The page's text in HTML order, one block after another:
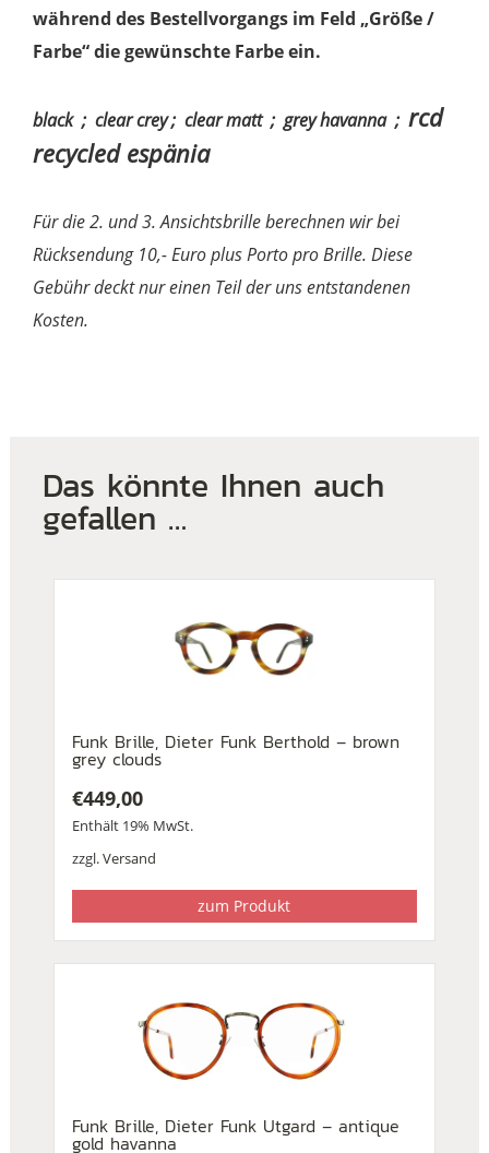
während des Bestellvorgangs im Feld „Größe /
Farbe“ die gewünschte Farbe ein.
black ; clear crey ;clear matt ; grey havanna ;rcd
recycled espänia
Für die 2. und 3. Ansichtsbrille berechnen wir bei
Rücksendung 10,- Euro plus Porto pro Brille. Diese
Gebühr deckt nur einen Teil der uns entstandenen
Kosten.
Das könnte Ihnen auch
gefallen …
Funk Brille, Dieter Funk Berthold – brown
grey clouds
€449,00
Enthält 19% MwSt.
zzgl.Versand
zum Produkt
Funk Brille, Dieter Funk Utgard – antique
gold havanna